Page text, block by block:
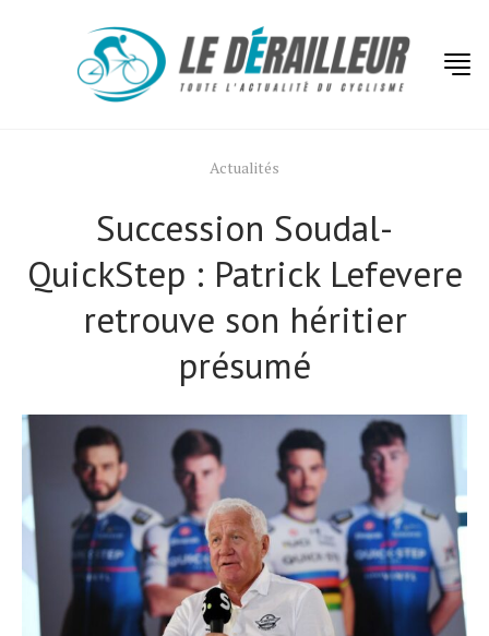
Actualités
Succession Soudal-
QuickStep : Patrick Lefevere
retrouve son héritier
présumé